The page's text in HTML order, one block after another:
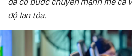
CHUYÊN ĐỀ
PHÓNG SỰ
độ lan tỏa.